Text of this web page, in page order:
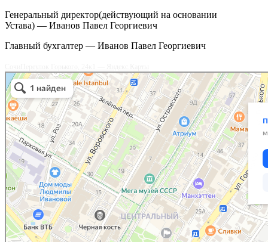
Генеральный директор(действующий на основании
Устава) — Иванов Павел Георгиевич
Главный бухгалтер — Иванов Павел Георгиевич